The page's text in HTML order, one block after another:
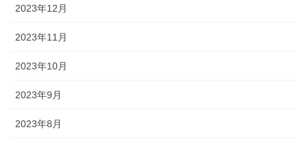
2023年12月
2023年11月
2023年10月
2023年9月
2023年8月